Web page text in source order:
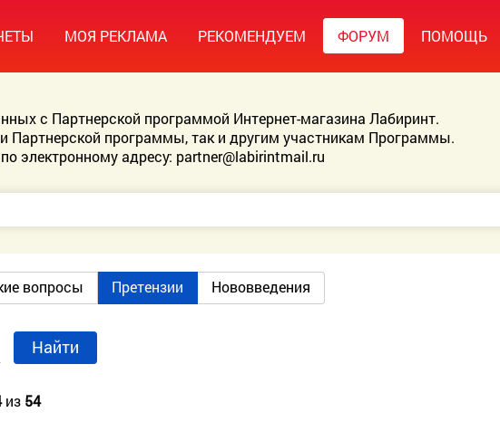
МОЯ РЕКЛАМА РЕКОМЕНДУЕМ ФОРУМ ПОМОЩЬ
с Партнерской программой Интернет-магазина Лабиринт.
программы, так и другим участникам Программы.
электронному адресу: partner@labirintmail.ru
вопросы Претензии Нововведения
Найти
из 54